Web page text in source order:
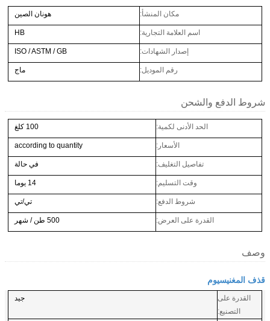
مكان المنشأ: هونان الصين
اسم العلامة التجارية: HB
إصدار الشهادات: ISO / ASTM / GB
رقم الموديل: ماج
شروط الدفع والشحن
الحد الأدنى لكمية: 100 كلغ
الأسعار: according to quantity
تفاصيل التغليف: في حالة
وقت التسليم: 14 يوما
شروط الدفع: تي/تي
القدرة على العرض: 500 طن / شهر
وصف
قذف المغنيسيوم
القدرة على
التصنيع:
جيد